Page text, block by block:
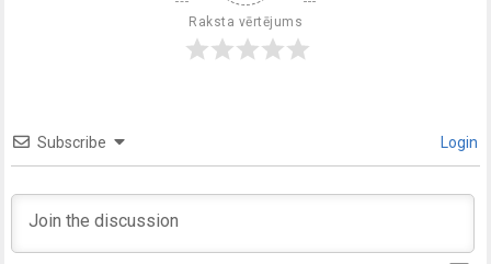
Raksta vērtējums
Subscribe Login